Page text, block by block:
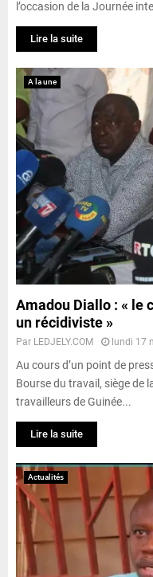
l’occasion de la Journée
Lire la suite
A la une
Amadou Diallo : « le
un récidiviste »
Par LEDJELY.COM lundi 17
Au cours d’un point de
Bourse du travail, siège de
travailleurs de Guinée...
Lire la suite
Actualités